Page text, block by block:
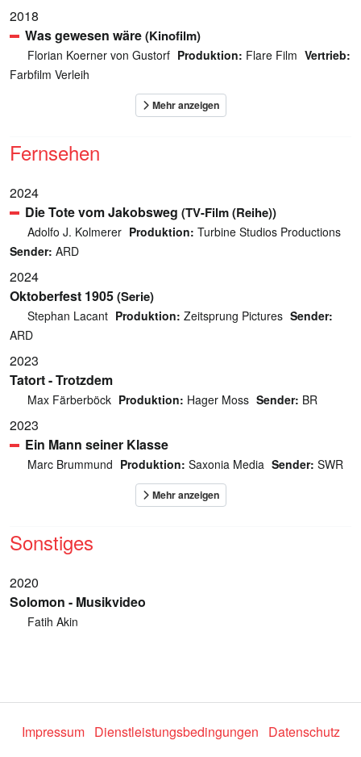
2018
Was gewesen wäre(Kinofilm)
Florian Koerner von Gustorf Produktion: Flare Film Vertrieb:
Farbfilm Verleih
Fernsehen
2024
Die Tote vom Jakobsweg (TV-Film (Reihe))
Adolfo J. Kolmerer Produktion: Turbine Studios Productions
Sender: ARD
2024
Oktoberfest 1905(Serie)
Stephan Lacant Produktion: Zeitsprung Pictures Sender:
ARD
2023
Tatort - Trotzdem
Max Färberböck Produktion: Hager Moss Sender: BR
2023
Ein Mann seiner Klasse
Marc Brummund Produktion: Saxonia Media Sender: SWR
Sonstiges
2020
Solomon - Musikvideo
Fatih Akin
Impressum Dienstleistungsbedingungen Datenschutz